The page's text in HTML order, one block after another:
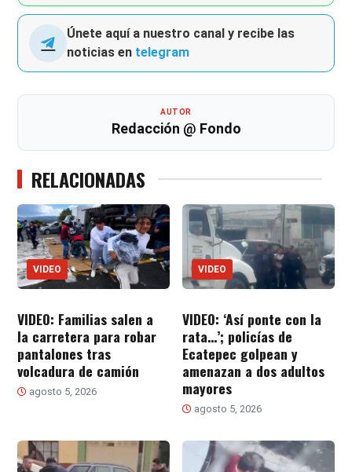
Únete aquí a nuestro canal y recibe las
noticias en telegram
AUTOR
Redacción @ Fondo
RELACIONADAS
VIDEO
VIDEO: Familias salen a
la carretera para robar
pantalones tras
volcadura de camión
agosto 5, 2026
VIDEO
VIDEO: ‘Así ponte con la
rata…’; policías de
Ecatepec golpean y
amenazan a dos adultos
mayores
agosto 5, 2026